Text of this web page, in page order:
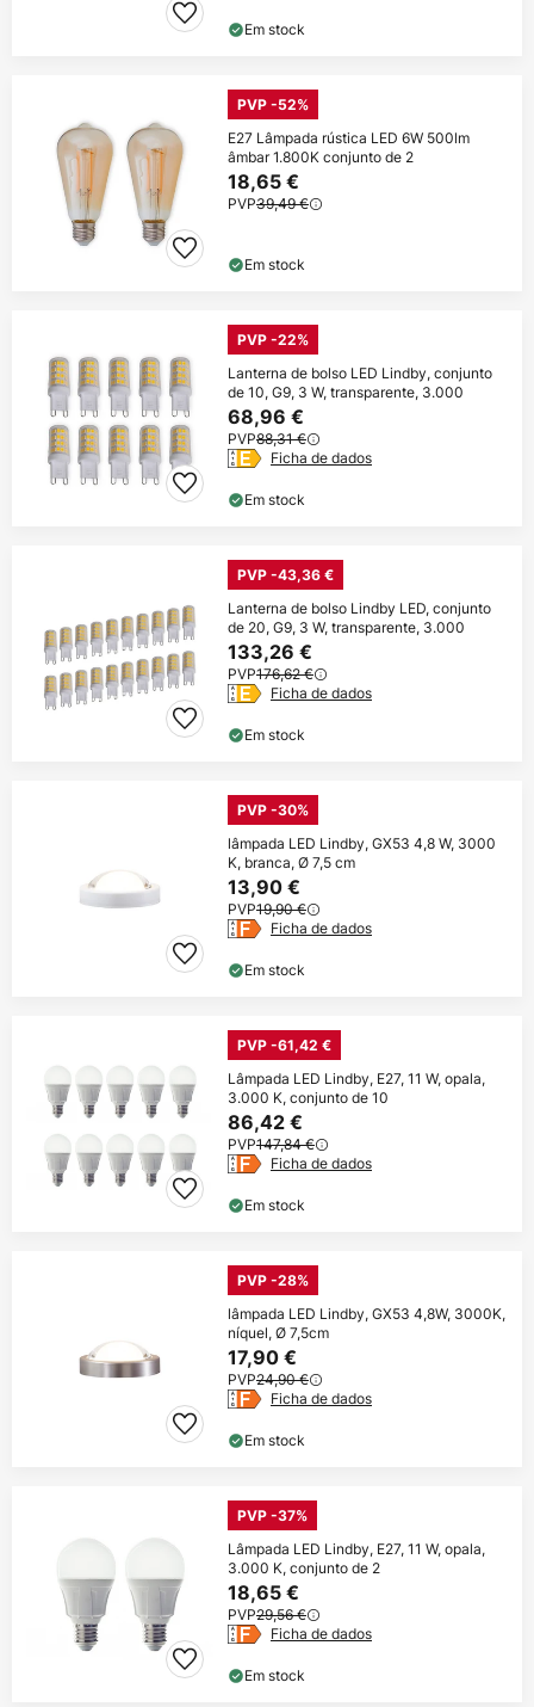
Em stock
PVP -52%
E27 Lâmpada rústica LED 6W 500lm
âmbar 1.800K conjunto de 2
18,65 €
PVP39,49 €
Em stock
PVP -22%
Lanterna de bolso LED Lindby, conjunto
de 10, G9, 3 W, transparente, 3.000
68,96 €
PVP88,31 €
Ficha de dados
Em stock
PVP -43,36 €
Lanterna de bolso Lindby LED, conjunto
de 20, G9, 3 W, transparente, 3.000
133,26 €
PVP176,62 €
Ficha de dados
Em stock
PVP -30%
lâmpada LED Lindby, GX53 4,8 W, 3000
K, branca, Ø 7,5 cm
13,90 €
PVP19,90 €
Ficha de dados
Em stock
PVP -61,42 €
Lâmpada LED Lindby, E27, 11 W, opala,
3.000 K, conjunto de 10
86,42 €
PVP147,84 €
Ficha de dados
Em stock
PVP -28%
lâmpada LED Lindby, GX53 4,8W, 3000K,
níquel, Ø 7,5cm
17,90 €
PVP24,90 €
Ficha de dados
Em stock
PVP -37%
Lâmpada LED Lindby, E27, 11 W, opala,
3.000 K, conjunto de 2
18,65 €
PVP29,56 €
Ficha de dados
Em stock